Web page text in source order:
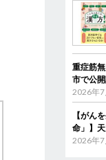
重症筋
市で公
2026年7
【がん
命」】
2026年7